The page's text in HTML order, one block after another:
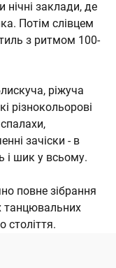
нічні заклади, де
Потім слівцем
з ритмом 100-
ріжуча
різнокольорові
зачіски - в
і шик у всьому.
повне зібрання
танцювальних
століття.